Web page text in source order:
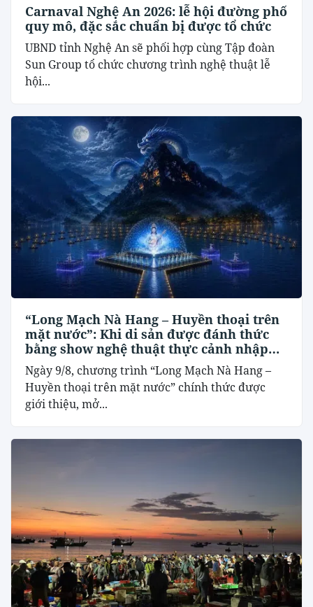
Carnaval Nghệ An 2026: lễ hội đường phố
quy mô, đặc sắc chuẩn bị được tổ chức
UBND tỉnh Nghệ An sẽ phối hợp cùng Tập đoàn
Sun Group tổ chức chương trình nghệ thuật lễ
hội...
“Long Mạch Nà Hang – Huyền thoại trên
mặt nước”: Khi di sản được đánh thức
bằng show nghệ thuật thực cảnh nhập
vai
Ngày 9/8, chương trình “Long Mạch Nà Hang –
Huyền thoại trên mặt nước” chính thức được
giới thiệu, mở...